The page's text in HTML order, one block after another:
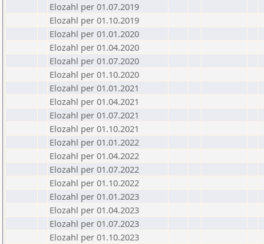
Elozahl per 01.07.2019
Elozahl per 01.10.2019
Elozahl per 01.01.2020
Elozahl per 01.04.2020
Elozahl per 01.07.2020
Elozahl per 01.10.2020
Elozahl per 01.01.2021
Elozahl per 01.04.2021
Elozahl per 01.07.2021
Elozahl per 01.10.2021
Elozahl per 01.01.2022
Elozahl per 01.04.2022
Elozahl per 01.07.2022
Elozahl per 01.10.2022
Elozahl per 01.01.2023
Elozahl per 01.04.2023
Elozahl per 01.07.2023
Elozahl per 01.10.2023